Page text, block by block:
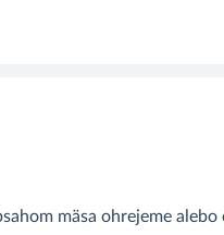
mäsa ohrejeme alebo